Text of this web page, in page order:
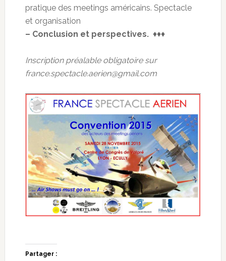
pratique des meetings américains. Spectacle
et organisation
– Conclusion et perspectives.♦♦♦
Inscription préalable obligatoire sur
france.spectacle.aerien@gmail.com
Partager :